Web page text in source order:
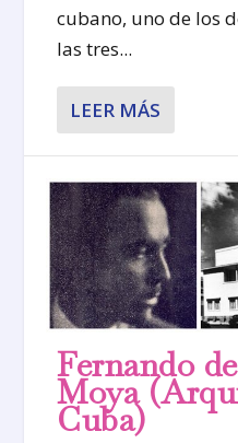
cubano, uno de los
las tres...
LEER MÁS
Fernando
Moya
Cuba)